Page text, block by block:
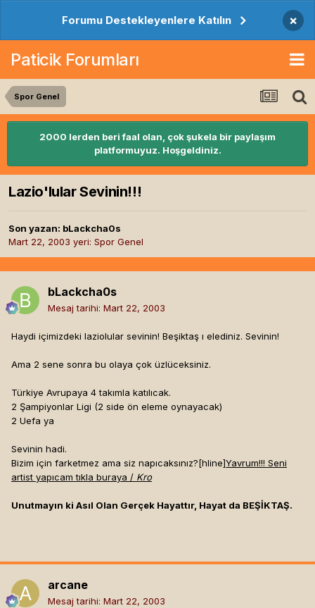
Forumu Destekleyenlere Katılın ×
Paticik Forumları
Spor Genel
2000 lerden beri faal olan, çok şukela bir paylaşım
platformuyuz. Hoşgeldiniz.
Lazio'lular Sevinin!!!
Son yazan: bLackcha0s
Mart 22, 2003 yeri: Spor Genel
bLackcha0s
Mesaj tarihi: Mart 22, 2003
Haydi içimizdeki laziolular sevinin! Beşiktaş ı elediniz. Sevinin!
Ama 2 sene sonra bu olaya çok üzlüceksiniz.
Türkiye Avrupaya 4 takımla katılıcak.
2 Şampiyonlar Ligi (2 side ön eleme oynayacak)
2 Uefa ya
Sevinin hadi.
Bizim için farketmez ama siz napıcaksınız?[hline]Yavrum!!! Seni
artist yapıcam tıkla buraya / Kro
Unutmayın ki Asıl Olan Gerçek Hayattır, Hayat da BEŞİKTAŞ.
arcane
Mesaj tarihi: Mart 22, 2003